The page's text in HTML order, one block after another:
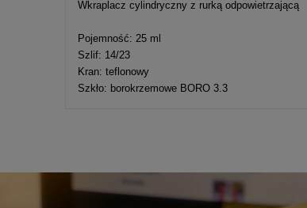
kosztów
Wkraplacz cylindryczny z rurką odpowietrzającą
Pojemność: 25 ml
Szlif: 14/23
Kran: teflonowy
Szkło: borokrzemowe BORO 3.3